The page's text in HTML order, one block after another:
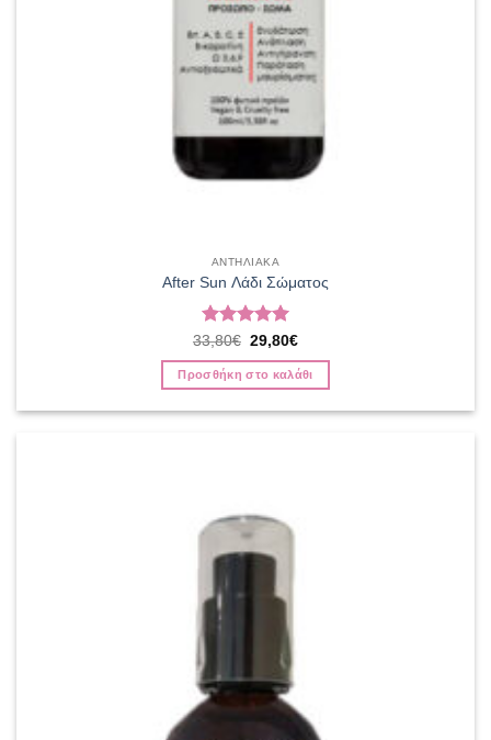
ΑΝΤΗΛΙΑΚΑ
After Sun Λάδι Σώματος
Βαθμολογήθηκε
με5από 5
33,80€ Original
33,80€.
29,80€Η
τιμή
είναι:
Προσθήκη στο καλάθι